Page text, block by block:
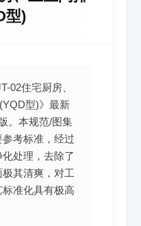
型)
02住宅厨房、
型)》最新
。本规范/图集
考标准，经过
化处理，去除了
其清爽，对工
准化具有极高